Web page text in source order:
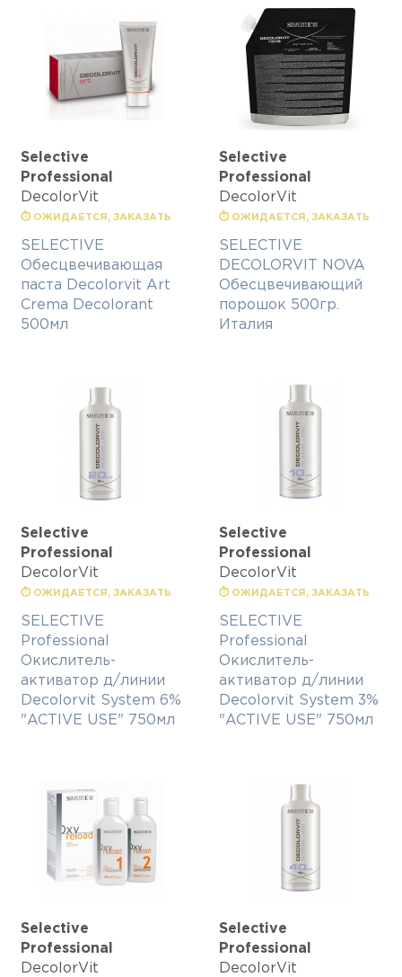
Selective
Professional
DecolorVit
⏱ ОЖИДАЕТСЯ, ЗАКАЗАТЬ
SELECTIVE
Обесцвечивающая
паста Decolorvit Art
Crema Decolorant
500мл
Selective
Professional
DecolorVit
⏱ ОЖИДАЕТСЯ, ЗАКАЗАТЬ
SELECTIVE
DECOLORVIT NOVA
Обесцвечивающий
порошок 500гр.
Италия
Selective
Professional
DecolorVit
⏱ ОЖИДАЕТСЯ, ЗАКАЗАТЬ
SELECTIVE
Professional
Окислитель-
активатор д/линии
Decolorvit System 6%
"ACTIVE USE" 750мл
Selective
Professional
DecolorVit
⏱ ОЖИДАЕТСЯ, ЗАКАЗАТЬ
SELECTIVE
Professional
Окислитель-
активатор д/линии
Decolorvit System 3%
"ACTIVE USE" 750мл
Selective
Professional
DecolorVit
Selective
Professional
DecolorVit